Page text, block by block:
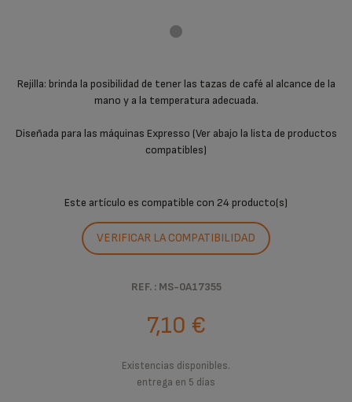
Rejilla: brinda la posibilidad de tener las tazas de café al alcance de la
mano y a la temperatura adecuada.
Diseñada para las máquinas Expresso (Ver abajo la lista de productos
compatibles)
Este artículo es compatible con 24 producto(s)
VERIFICAR LA COMPATIBILIDAD
REF. : MS-0A17355
7,10 €
Existencias disponibles.
entrega en 5 días